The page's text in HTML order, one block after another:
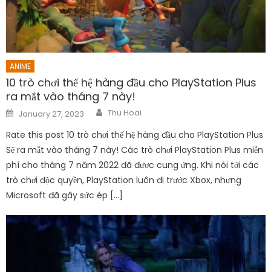
ANIME
10 trò chơi thế hệ hàng đầu cho PlayStation Plus
ra mắt vào tháng 7 này!
Posted
on
January 27, 2023 Author
Thu Hoai
Rate this post 10 trò chơi thế hệ hàng đầu cho PlayStation Plus
Sẽ ra mắt vào tháng 7 này! Các trò chơi PlayStation Plus miễn
phí cho tháng 7 năm 2022 đã được cung ứng. Khi nói tới các
trò chơi độc quyền, PlayStation luôn đi trước Xbox, nhưng
Microsoft đã gây sức ép […]